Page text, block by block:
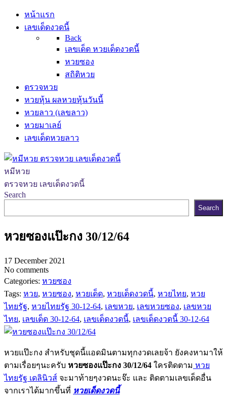
หน้าแรก
เลขเด็ดงวดนี้
Back
เลขเด็ด หวยเด็ดงวดนี้
หวยซอง
สถิติหวย
ตรวจหวย
หวยหุ้น ผลหวยหุ้นวันนี้
หวยลาว (เลขลาว)
หวยมาเลย์
เลขเด็ดหวยลาว
หมีหวย
ตรวจหวย เลขเด็ดงวดนี้
Search
Search
หวยซองแป๊ะกง 30/12/64
17 December 2021
No comments
Categories: หวยซอง
Tags: หวย, หวยซอง, หวยเด็ด, หวยเด็ดงวดนี้, หวยไทย, หวย
ไทยรัฐ, หวยไทยรัฐ 30-12-64, เลขหวย, เลขหวยซอง, เลขหวย
ไทย, เลขเด็ด 30-12-64, เลขเด็ดงวดนี้, เลขเด็ดงวดนี้ 30-12-64
หวยแป๊ะกง สำหรับชุดนี้แอดมินตามทุกงวดเลยจ้า ยังคงหามาให้
ตามเรื่อยๆนะครับ หวยซองแป๊ะกง 30/12/64 ใครติดตาม หวย
ไทยรัฐ เดลินิวส์ จะมาท้ายๆงวดนะจ๊ะ และ ติดตามเลขเด็ดอื่น
จากเราได้มากขึ้นที่ หวยเด็ดงวดนี้